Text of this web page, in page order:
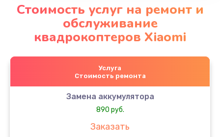
Стоимость услуг на ремонт и
обслуживание
квадрокоптеров Xiaomi
Услуга
Стоимость ремонта
Замена аккумулятора
890 руб.
Заказать